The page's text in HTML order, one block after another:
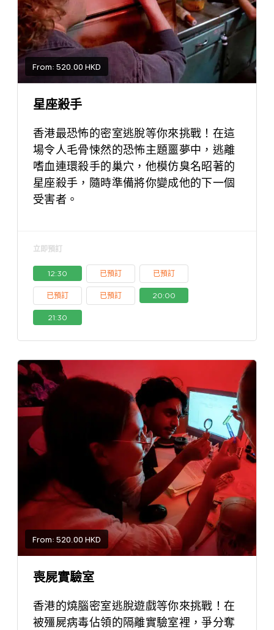
From: 520.00 HKD
星座殺手
香港最恐怖的密室逃脫等你來挑戰！在這
場令人毛骨悚然的恐怖主題噩夢中，逃離
嗜血連環殺手的巢穴，他模仿臭名昭著的
星座殺手，隨時準備將你變成他的下一個
受害者。
立即預訂
12:30 已預訂 已預訂
已預訂 已預訂 20:00
21:30
From: 520.00 HKD
喪屍實驗室
香港的燒腦密室逃脫遊戲等你來挑戰！在
被殭屍病毒佔領的隔離實驗室裡，爭分奪